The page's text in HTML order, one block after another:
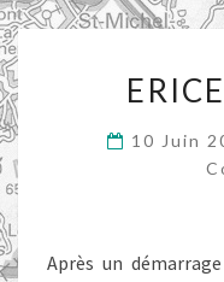
10 Juin
Après un